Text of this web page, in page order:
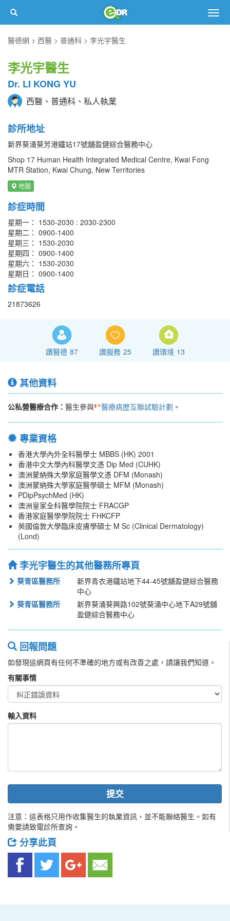
醫德網
西醫 普通科 李光宇醫生
李光宇醫生
Dr. LI KONG YU
西醫、普通科、私人執業
診所地址
新界葵涌葵芳港鐵站17號舖盈健綜合醫務中心
Shop 17 Human Health Integrated Medical Centre, Kwai Fong
MTR Station, Kwai Chung, New Territories
地圖
診症時間
星期一： 1530-2030 : 2030-2300
星期二： 0900-1400
星期三： 1530-2030
星期四： 0900-1400
星期六： 1530-2030
星期日： 0900-1400
診症電話
21873626
讚醫德 87 讚服務 25 讚環境 13
其他資料
公私營醫療合作： 醫生參與 醫療病歷互聯試驗計劃 。
專業資格
香港大學內外全科醫學士 MBBS (HK) 2001
香港中文大學內科醫學文憑 Dip Med (CUHK)
澳洲蒙納殊大學家庭醫學文憑 DFM (Monash)
澳洲蒙納殊大學家庭醫學碩士 MFM (Monash)
PDipPsychMed (HK)
澳洲皇家全科醫學院院士 FRACGP
香港家庭醫學學院院士 FHKCFP
英國倫敦大學臨床皮膚學碩士 M Sc (Clinical Dermatology)
(Lond)
李光宇醫生的其他醫務所專頁
葵青區醫務所
新界青衣港鐵站地下44-45號舖盈健綜合醫務
中心
葵青區醫務所
新界葵涌葵興路102號葵涌中心地下A29號舖
盈健綜合醫務中心
回報問題
如發現這網頁有任何不準確的地方或有改善之處，請讓我們知道。
有關事情
輸入資料
提交
注意：這表格只用作收集醫生的執業資訊，並不能聯絡醫生。如有
需要請致電診所查詢。
分享此頁